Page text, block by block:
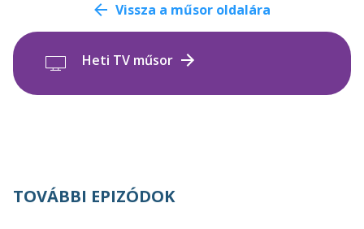
Vissza a műsor oldalára
Heti TV műsor
TOVÁBBI EPIZÓDOK